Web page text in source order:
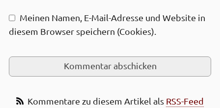
Meinen Namen, E-Mail-Adresse und Web­site in
diesem Browser speichern (Cookies).
Kommentare zu diesem Artikel als RSS-Feed